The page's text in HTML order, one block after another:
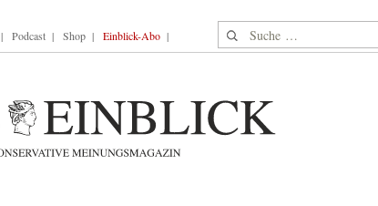
Podcast Shop Einblick-Abo Suche nach: